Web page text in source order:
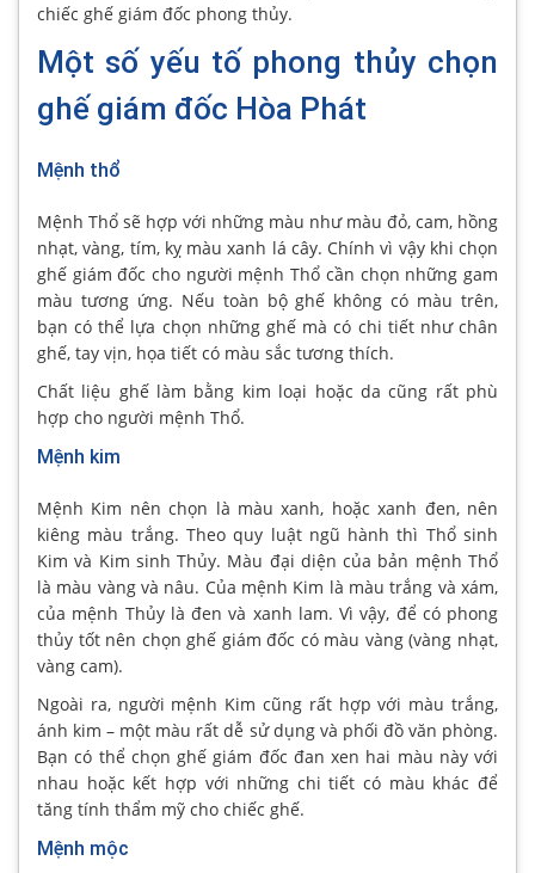
chiếc ghế giám đốc phong thủy.
Một số yếu tố phong thủy chọn
ghế giám đốc Hòa Phát
Mệnh thổ
Mệnh Thổ sẽ hợp với những màu như màu đỏ, cam, hồng
nhạt, vàng, tím, kỵ màu xanh lá cây. Chính vì vậy khi chọn
ghế giám đốc cho người mệnh Thổ cần chọn những gam
màu tương ứng. Nếu toàn bộ ghế không có màu trên,
bạn có thể lựa chọn những ghế mà có chi tiết như chân
ghế, tay vịn, họa tiết có màu sắc tương thích.
Chất liệu ghế làm bằng kim loại hoặc da cũng rất phù
hợp cho người mệnh Thổ.
Mệnh kim
Mệnh Kim nên chọn là màu xanh, hoặc xanh đen, nên
kiêng màu trắng. Theo quy luật ngũ hành thì Thổ sinh
Kim và Kim sinh Thủy. Màu đại diện của bản mệnh Thổ
là màu vàng và nâu. Của mệnh Kim là màu trắng và xám,
của mệnh Thủy là đen và xanh lam. Vì vậy, để có phong
thủy tốt nên chọn ghế giám đốc có màu vàng (vàng nhạt,
vàng cam).
Ngoài ra, người mệnh Kim cũng rất hợp với màu trắng,
ánh kim – một màu rất dễ sử dụng và phối đồ văn phòng.
Bạn có thể chọn ghế giám đốc đan xen hai màu này với
nhau hoặc kết hợp với những chi tiết có màu khác để
tăng tính thẩm mỹ cho chiếc ghế.
Mệnh mộc